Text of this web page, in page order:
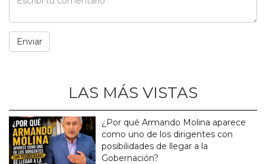
LAS MÁS VISTAS
¿Por qué Armando Molina aparece
como uno de los dirigentes con
posibilidades de llegar a la
Gobernación?